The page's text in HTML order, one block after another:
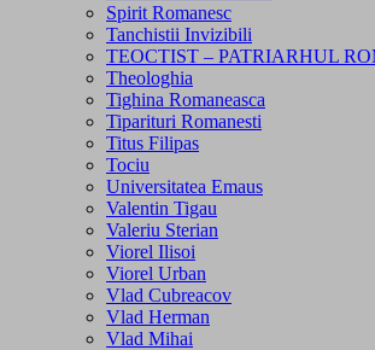
Spirit Romanesc
Tanchistii Invizibili
TEOCTIST – PATRIARHUL
Theologhia
Tighina Romaneasca
Tiparituri Romanesti
Titus Filipas
Tociu
Universitatea Emaus
Valentin Tigau
Valeriu Sterian
Viorel Ilisoi
Viorel Urban
Vlad Cubreacov
Vlad Herman
Vlad Mihai